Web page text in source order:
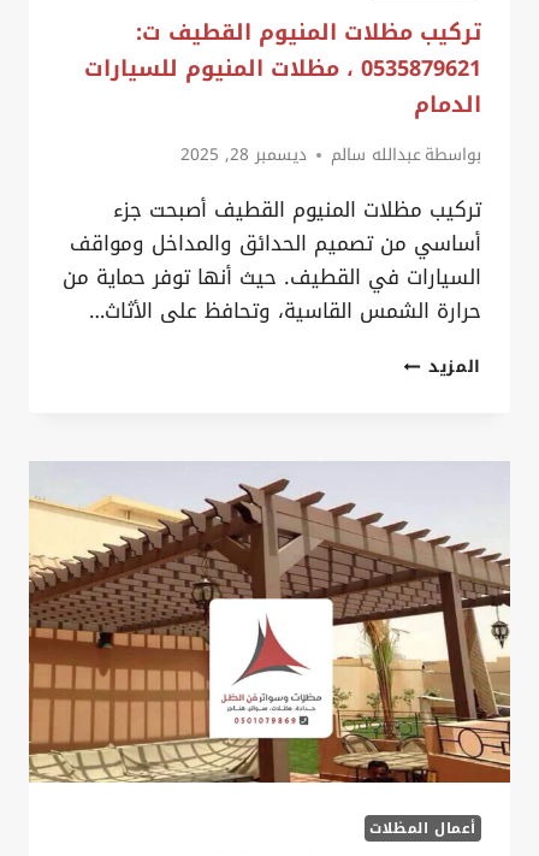
تركيب مظلات المنيوم القطيف ت:
0535879621 ، مظلات المنيوم للسيارات
الدمام
بواسطةعبدالله سالم ديسمبر 28, 2025
تركيب مظلات المنيوم القطيف أصبحت جزء
أساسي من تصميم الحدائق والمداخل ومواقف
السيارات في القطيف. حيث أنها توفر حماية من
حرارة الشمس القاسية، وتحافظ على الأثاث…
المزيدتركيب
القطيف
0535879621
،
مظلات
المنيوم
للسيارات
الدمام
أعمال المظلات